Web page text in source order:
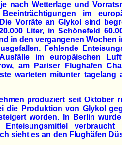
nach Wetterlage und
im
Vorräte an Glykol sind
Liter, in Schönefeld
in den vergangenen Wochen
Fehlende
im europäischen
am Pariser Flughafen
warteten mitunter tagelang
produziert seit Oktober
die Produktion von Glykol
worden. In Berlin
verbraucht
sieht es an den Flughäfen